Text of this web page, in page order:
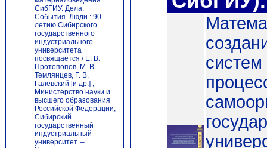
СибГИУ. Дела.
События. Люди : 90-
летию Сибирского
государственного
индустриального
университета
посвящается / Е. В.
Протопопов, М. В.
Темлянцев, Г. В.
Галевский [и др.] ;
Министерство науки и
высшего образования
Российской Федерации,
Сибирский
государственный
индустриальный
университет. –
систем